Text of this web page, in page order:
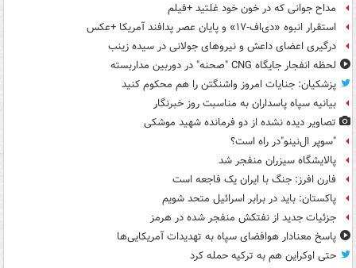
مداح جوانی که در خون خود غلتید +فیلم
استقرار انبوه «دی‌اف‑۱۷» و پایان عصر پدافند آمریکا +عکس
درگیری اعضای داعش و نیروهای جولانی در سیده زینب
لحظه انفجار جایگاه CNG "صحنه" در دوربین مداربسته
پزشکیان: جنایات امروز واشنگتن را هم محکوم کنید
بیانیه سپاه پاسداران به مناسبت روز خبرنگار
تصاویر دیده‌ نشده از دو فرمانده شهید موشکی
"سوپر ال‌نینو"در راه است؟
پالایشگاه سیزران منفجر شد
فارن افرز: جنگ با ایران یک فاجعه است
پاکستان: باید در برابر اسرائیل متحد شویم
جزئیات جدید از نفتکش منفجر شده در هرمز
پاسخ معنادار هوافضای سپاه به تهدیدات آمریکایی‌ها
حتی اوکراین هم به ترکیه حمله کرد